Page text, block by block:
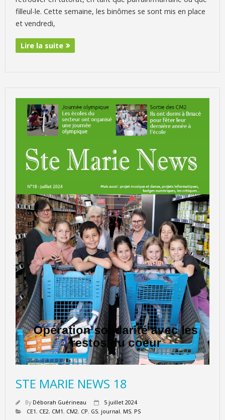
filleul-le. Cette semaine, les binômes se sont mis en place
et vendredi,
Lire la suite
STE MARIE NEWS 18
By Déborah Guérineau
5 juillet 2024
CE1 , CE2, CM1 , CM2, CP, GS, journal, MS, PS